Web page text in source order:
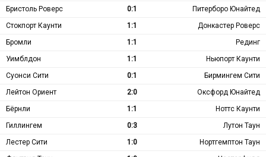
Бристоль Роверс
0:1
Питерборо Юнайтед
Стокпорт Каунти
1:1
Донкастер Роверс
Бромли
1:1
Рединг
Уимблдон
1:1
Ньюпорт Каунти
Суонси Сити
0:1
Бирмингем Сити
Лейтон Ориент
2:0
Оксфорд Юнайтед
Бёрнли
1:1
Ноттс Каунти
Гиллингем
0:3
Лутон Таун
Лестер Сити
1:0
Нортгемптон Таун